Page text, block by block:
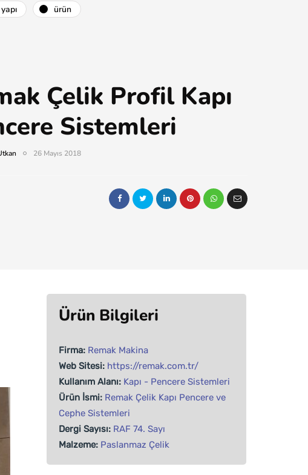
ürün
Çelik Profil Kapı
Sistemleri
26 Mayıs 2018
Ürün Bilgileri
Firma: Remak Makina
Web Sitesi: https://remak.com.tr/
Kullanım Alanı: Kapı - Pencere Sistemleri
Ürün İsmi: Remak Çelik Kapı Pencere ve
Cephe Sistemleri
Dergi Sayısı: RAF 74. Sayı
Malzeme: Paslanmaz Çelik